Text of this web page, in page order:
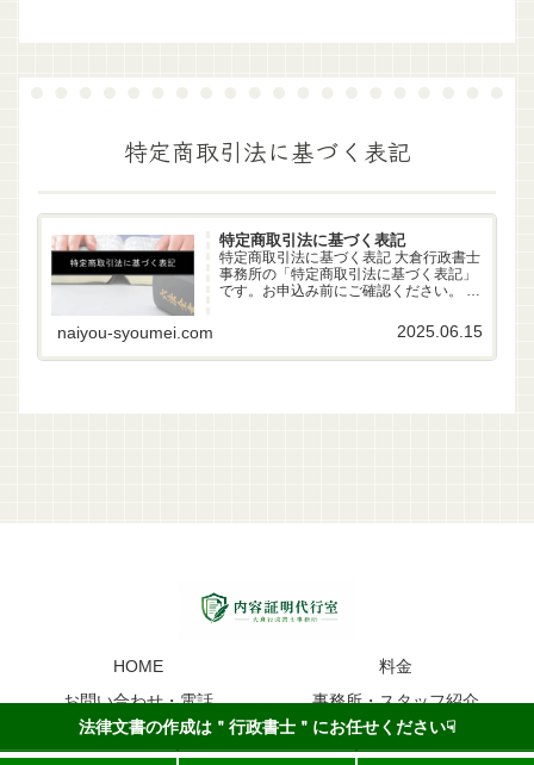
特定商取引法に基づく表記
特定商取引法に基づく表記
特定商取引法に基づく表記 大倉行政書士
事務所の「特定商取引法に基づく表記」
です。お申込み前にご確認ください。 事
書士 大倉雄偉（第22261170号） 所在地
〒630-83-0252 奈良県生駒市山...
naiyou-syoumei.com 2025.06.15
HOME
料金
お問い合わせ・電話
事務所・スタッフ紹介
内容証明のイメージ
法律文書の作成は＂行政書士＂にお任せください☟